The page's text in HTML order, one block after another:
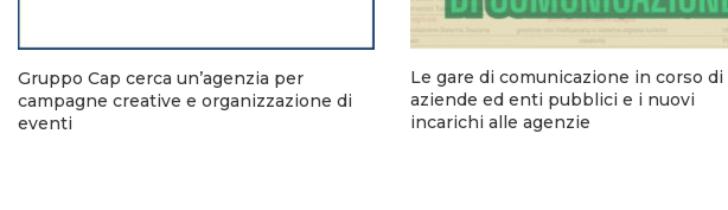
Gruppo Cap cerca un’agenzia per
campagne creative e organizzazione di
eventi
Le gare di comunicazione in corso di
aziende ed enti pubblici e i nuovi
incarichi alle agenzie